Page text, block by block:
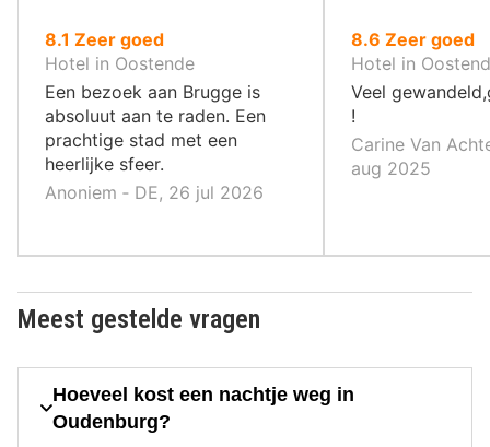
8.1 uit
10
,
Zeer goed
Hotel in Oostende
Een bezoek aan Brugge is
absoluut aan te raden. Een
prachtige stad met een
heerlijke sfeer.
Anoniem ‐ DE, 26 jul 2026
8.6 uit
10
,
Zeer goed
Hotel in
Veel
!
Carine Van
aug 2025
Meest gestelde vragen
Hoeveel kost een nachtje weg in
Oudenburg?